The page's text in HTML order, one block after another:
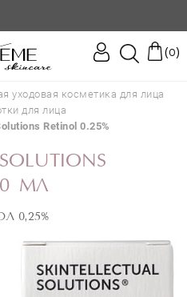
(0)
уходовая косметика для лица
для лица
Retinol 0.25%
МЛ
0,25%